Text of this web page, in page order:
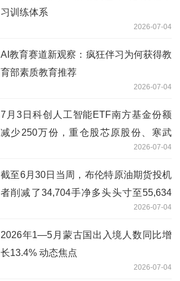
习训练体系
2026-07-04
AI教育赛道新观察：疯狂伴习为何获得教
育部素质教育推荐
2026-07-04
7月3日科创人工智能ETF南方基金份额
减少250万份，重仓股芯原股份、寒武
2026-07-04
截至6月30日当周，布伦特原油期货投机
者削减了34,704手净多头头寸至55,634
2026-07-04
2026年1—5月蒙古国出入境人数同比增
长13.4% 动态焦点
2026-07-04